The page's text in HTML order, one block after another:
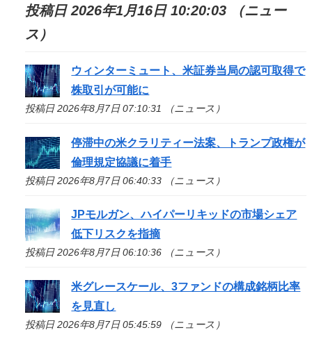
投稿日 2026年1月16日 10:20:03 （ニュー
ス）
ウィンターミュート、米証券当局の認可取得で
株取引が可能に
投稿日 2026年8月7日 07:10:31 （ニュース）
停滞中の米クラリティー法案、トランプ政権が
倫理規定協議に着手
投稿日 2026年8月7日 06:40:33 （ニュース）
JPモルガン、ハイパーリキッドの市場シェア
低下リスクを指摘
投稿日 2026年8月7日 06:10:36 （ニュース）
米グレースケール、3ファンドの構成銘柄比率
を見直し
投稿日 2026年8月7日 05:45:59 （ニュース）